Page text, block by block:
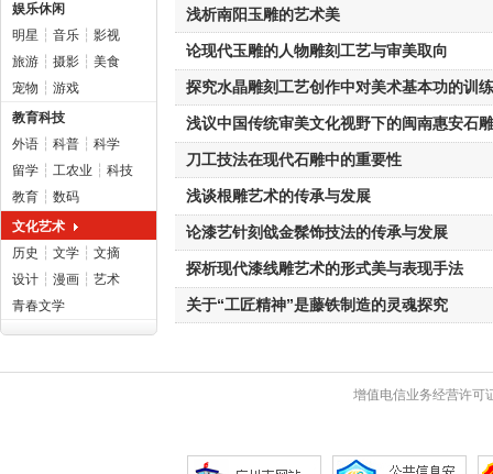
娱乐休闲
明星 ┆ 音乐 ┆ 影视
旅游 ┆ 摄影 ┆ 美食
宠物 ┆ 游戏
教育科技
外语 ┆ 科普 ┆ 科学
留学 ┆ 工农业 ┆ 科技
教育 ┆ 数码
文化艺术
历史 ┆ 文学 ┆ 文摘
设计 ┆ 漫画 ┆ 艺术
青春文学
浅析南阳玉雕的艺术美
论现代玉雕的人物雕刻工艺与审美取向
探究水晶雕刻工艺创作中对美术基本功的训练
浅议中国传统审美文化视野下的闽南惠安石雕
刀工技法在现代石雕中的重要性
浅谈根雕艺术的传承与发展
论漆艺针刻戗金髹饰技法的传承与发展
探析现代漆线雕艺术的形式美与表现手法
关于“工匠精神”是藤铁制造的灵魂探究
增值电信业务经营许